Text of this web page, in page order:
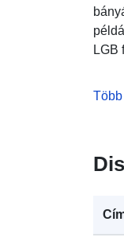
LGB